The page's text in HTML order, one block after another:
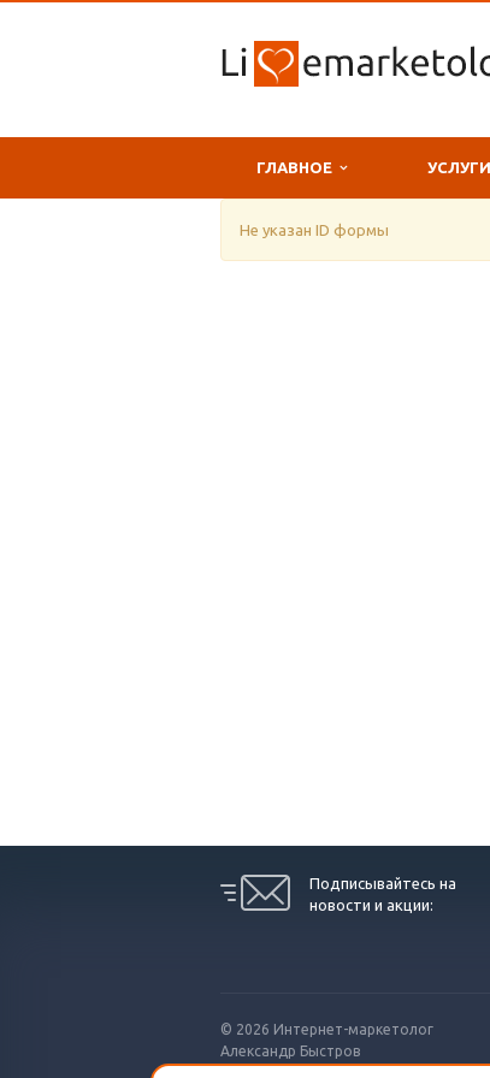
ГЛАВНОЕ
Не указан ID формы
Подписывайтесь на
новости и акции:
© 2026 Интернет-маркетолог
Александр Быстров